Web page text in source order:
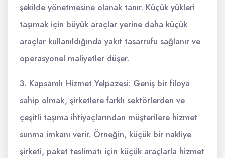
şekilde yönetmesine olanak tanır. Küçük yükleri
taşımak için büyük araçlar yerine daha küçük
araçlar kullanıldığında yakıt tasarrufu sağlanır ve
operasyonel maliyetler düşer.
3. Kapsamlı Hizmet Yelpazesi: Geniş bir filoya
sahip olmak, şirketlere farklı sektörlerden ve
çeşitli taşıma ihtiyaçlarından müşterilere hizmet
sunma imkanı verir. Örneğin, küçük bir nakliye
şirketi, paket teslimatı için küçük araçlarla hizmet